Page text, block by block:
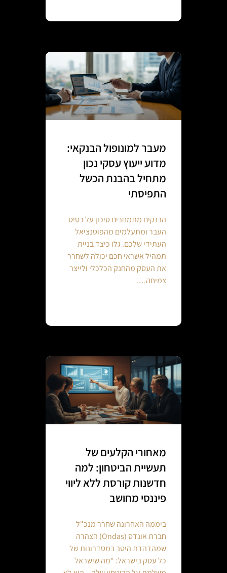
מעבר למונופול הבנקאי:
מדוע ייעוץ עסקי נכון
מתחיל בהבנת הכשל
התפיסתי
הבנקים מתמחרים סיכון על בסיס
העבר ומתעלמים מהפוטנציאל
העתידי שלכם. גלו כיצד בניית
תמהיל אשראי חכם יכולה לשחרר
את העסק מהחנק הכלכלי ולייצר
צמיחה.…
מאחורי הקלעים של
תעשיית הביטחון: למה
חדשנות קורסת ללא ליווי
פיננסי מחושב
ביממה האחרונה שחרר מנכ"ל
חברת אונדס (Ondas) הצהרה
שמהדהדת היטב במסדרונות של
כל עסק בישראל: "מה שישראל